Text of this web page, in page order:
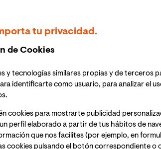
Videojuegos.
y las 5 olvidadadas
el máster en
tu privacidad.
de Cookies
y tecnologías similares propias y de terceros
identificarte como usuario, para analizar el
cookies para mostrarte publicidad
perfil elaborado a partir de tus hábitos de
que nos facilites (por ejemplo, en
cookies pulsando el botón correspondiente o